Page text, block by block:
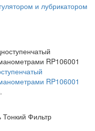
и лубрикатором
RP106001